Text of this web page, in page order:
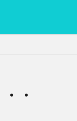
・
ヨーグルト